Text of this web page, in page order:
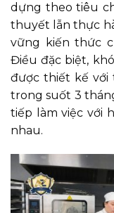
dựng theo tiêu
thuyết lẫn thực
vững kiến thức
Điều đặc biệt,
được thiết kế với
trong suốt 3
tiếp làm việc với
nhau.